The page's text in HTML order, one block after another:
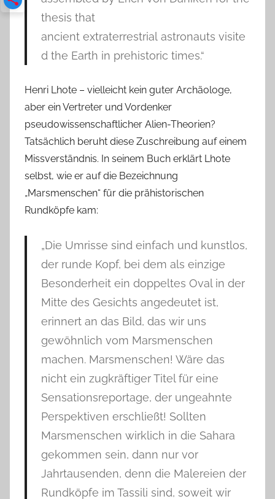
thesis that
ancient extraterrestrial astronauts visite
d the Earth in prehistoric times.“
Henri Lhote – vielleicht kein guter Archäologe,
aber ein Vertreter und Vordenker
pseudowissenschaftlicher Alien-Theorien?
Tatsächlich beruht diese Zuschreibung auf einem
Missverständnis. In seinem Buch erklärt Lhote
selbst, wie er auf die Bezeichnung
„Marsmenschen“ für die prähistorischen
Rundköpfe kam:
„Die Umrisse sind einfach und kunstlos,
der runde Kopf, bei dem als einzige
Besonderheit ein doppeltes Oval in der
Mitte des Gesichts angedeutet ist,
erinnert an das Bild, das wir uns
gewöhnlich vom Marsmenschen
machen. Marsmenschen! Wäre das
nicht ein zugkräftiger Titel für eine
Sensationsreportage, der ungeahnte
Perspektiven erschließt! Sollten
Marsmenschen wirklich in die Sahara
gekommen sein, dann nur vor
Jahrtausenden, denn die Malereien der
Rundköpfe im Tassili sind, soweit wir